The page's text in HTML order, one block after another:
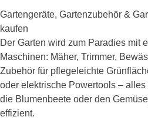
Gartengeräte, Gartenzubehör &
kaufen
Der Garten wird zum Paradies mit
Maschinen: Mäher, Trimmer,
Zubehör für pflegeleichte
oder elektrische Powertools –
die Blumenbeete oder den
effizient.